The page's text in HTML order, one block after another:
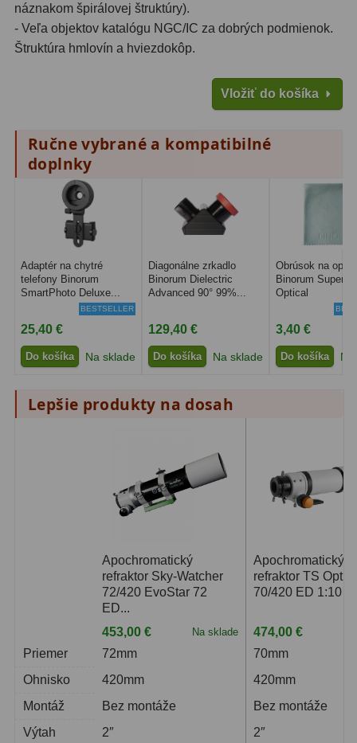
náznakom špirálovej štruktúry).
- Veľa objektov katalógu NGC/IC za dobrých podmienok.
Štruktúra hmlovín a hviezdokôp.
Vložiť do košíka
Ručne vybrané a kompatibilné
doplnky
Adaptér na chytré
telefony Binorum
SmartPhoto Deluxe...
BESTSELLER
25,40 €
Do košíka Na sklade
Diagonálne zrkadlo
Binorum Dielectric
Advanced 90° 99%...
129,40 €
Do košíka Na sklade
Obrúsok na
Binorum
Optical
3,40 €
Do košíka
Lepšie produkty na dosah
Priemer
Ohnisko
Montáž
Výtah
Apochromatický
refraktor Sky-Watcher
72/420 EvoStar 72
ED...
453,00 €
Na sklade
72mm
420mm
Bez montáže
2″
Apochromatický
refraktor TS
70/420 ED 1:10
474,00 €
70mm
420mm
Bez montáže
2″